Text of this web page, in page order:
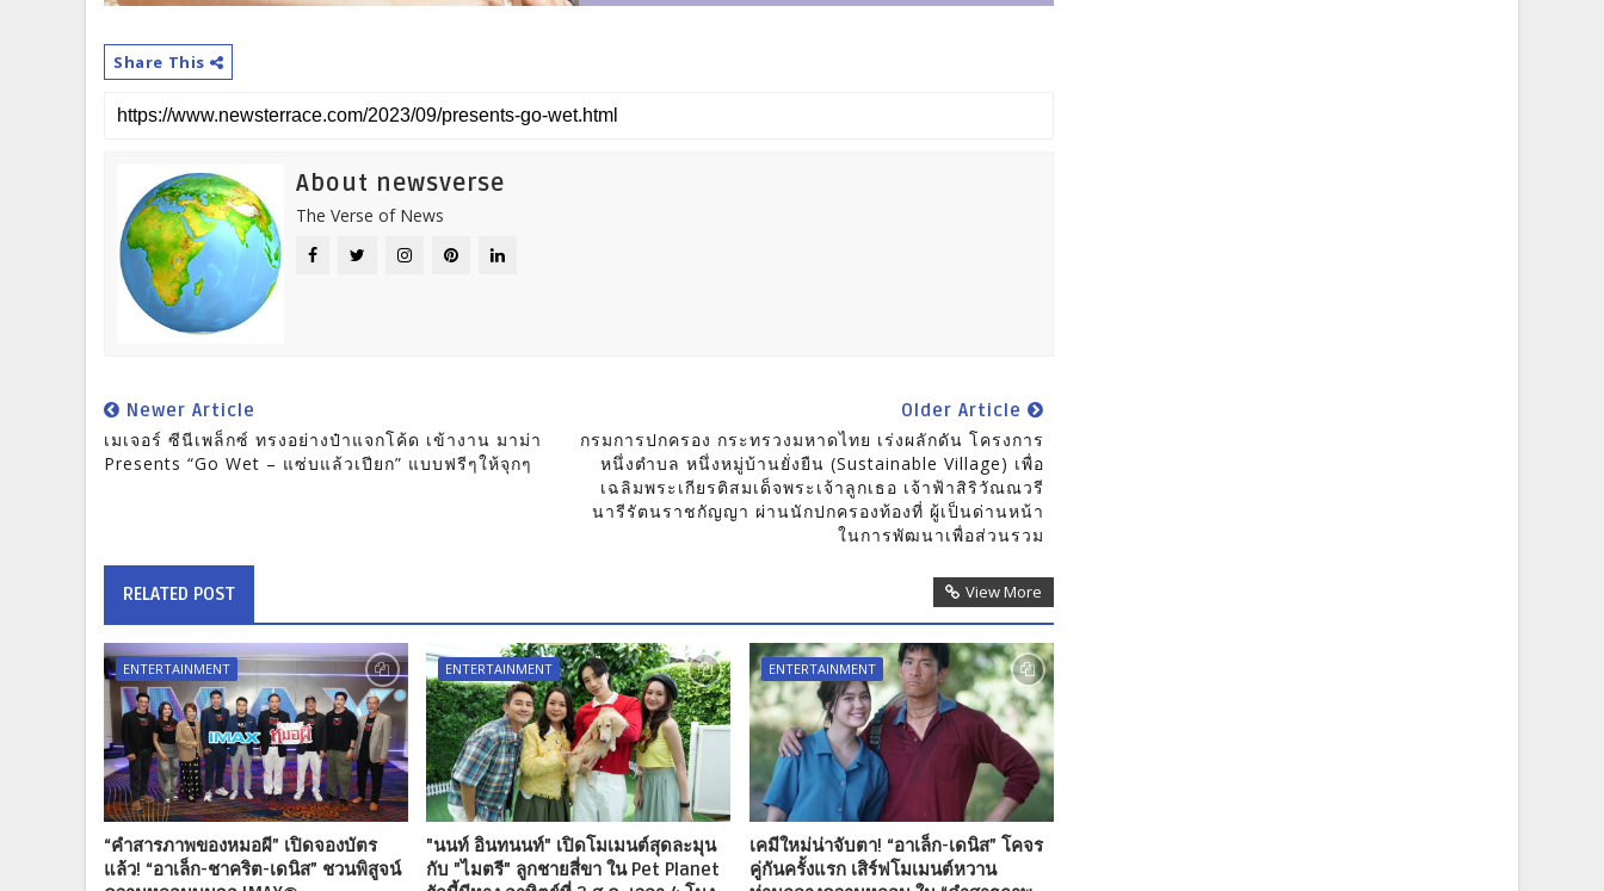
Share This
About newsverse
The Verse of News
Newer Article
เมเจอร์ ซีนีเพล็กซ์ ทรงอย่างป๋าแจกโค้ด เข้างาน มาม่า
Presents “Go Wet – แซ่บแล้วเปียก” แบบฟรีๆให้จุกๆ
Older Article
กรมการปกครอง กระทรวงมหาดไทย เร่งผลักดัน โครงการ
หนึ่งตำบล หนึ่งหมู่บ้านยั่งยืน (Sustainable Village) เพื่อ
เฉลิมพระเกียรติสมเด็จพระเจ้าลูกเธอ เจ้าฟ้าสิริวัณณวรี
นารีรัตนราชกัญญา ผ่านนักปกครองท้องที่ ผู้เป็นด่านหน้า
ในการพัฒนาเพื่อส่วนรวม
RELATED POST View More
ENTERTAINMENT
“คำสารภาพของหมอผี” เปิดจองบัตร
แล้ว! “อาเล็ก-ชาคริต-เดนิส” ชวนพิสูจน์
ENTERTAINMENT
"นนท์ อินทนนท์" เปิดโมเมนต์สุดละมุน
กับ "ไมตรี" ลูกชายสี่ขา ใน Pet Planet
ENTERTAINMENT
เคมีใหม่น่าจับตา! “อาเล็ก-เดนิส” โคจร
คู่กันครั้งแรก เสิร์ฟโมเมนต์หวาน